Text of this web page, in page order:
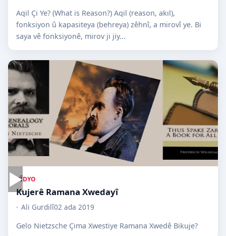
Aqil Çi Ye? (What is Reason?) Aqil (reason, akıl),
fonksiyon û kapasiteya (behreya) zêhnî, a mirovî ye. Bi
saya vê fonksiyonê, mirov ji jiy...
▶VÎDYO
Kujerê Ramana Xwedayî
Ali Gurdilî02 ada 2019
Gelo Nietzsche Çima Xwestiye Ramana Xwedê Bikuje?